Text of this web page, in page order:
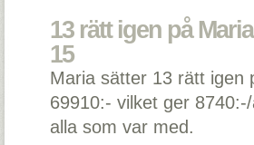
13 rätt igen på
15
Maria sätter 13 rätt igen
69910:- vilket ger
alla som var med.